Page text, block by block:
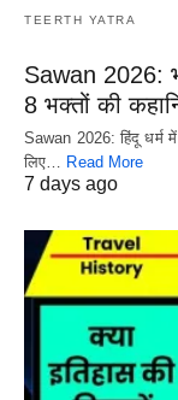
TEERTH YATRA
Sawan 2026:
8 भक्तों की
Sawan 2026: हिंदू धर्म
लिए…
Read More
7 days ago